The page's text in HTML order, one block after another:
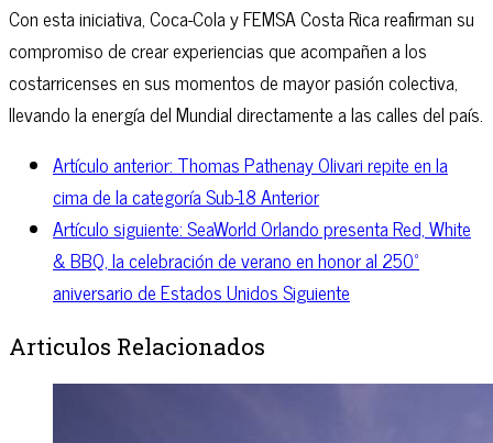
Con esta iniciativa, Coca-Cola y FEMSA Costa Rica reafirman su
compromiso de crear experiencias que acompañen a los
costarricenses en sus momentos de mayor pasión colectiva,
llevando la energía del Mundial directamente a las calles del país.
Artículo anterior: Thomas Pathenay Olivari repite en la
cima de la categoría Sub-18Anterior
Artículo siguiente: SeaWorld Orlando presenta Red, White
& BBQ, la celebración de verano en honor al 250º
aniversario de Estados UnidosSiguiente
Articulos Relacionados